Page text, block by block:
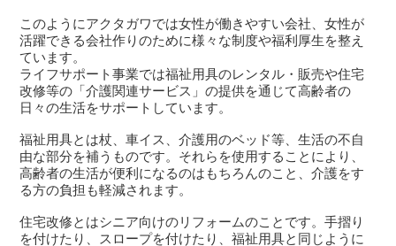
このようにアクタガワでは女性が働きやすい会社、女性が
活躍できる会社作りのために様々な制度や福利厚生を整え
ています。
ライフサポート事業では福祉用具のレンタル・販売や住宅
改修等の「介護関連サービス」の提供を通じて高齢者の
日々の生活をサポートしています。
福祉用具とは杖、車イス、介護用のベッド等、生活の不自
由な部分を補うものです。それらを使用することにより、
高齢者の生活が便利になるのはもちろんのこと、介護をす
る方の負担も軽減されます。
住宅改修とはシニア向けのリフォームのことです。手摺り
を付けたり、スロープを付けたり、福祉用具と同じように